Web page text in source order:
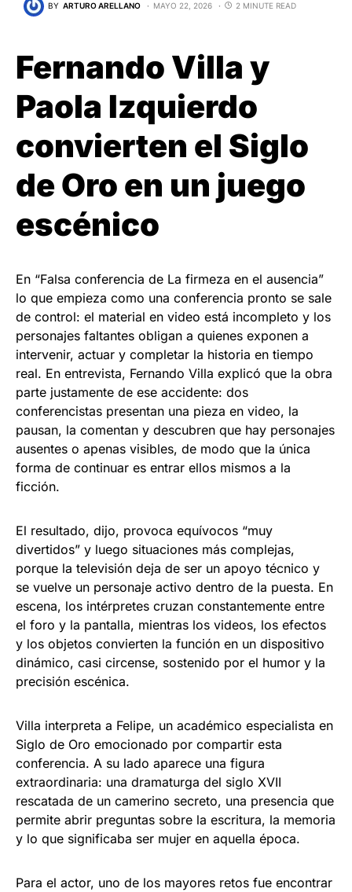
BY ARTURO ARELLANO MAYO 22, 2026 2 MINUTE READ
Fernando Villa y
Paola Izquierdo
convierten el Siglo
de Oro en un juego
escénico
En “Falsa conferencia de La firmeza en el ausencia”
lo que empieza como una conferencia pronto se sale
de control: el material en video está incompleto y los
personajes faltantes obligan a quienes exponen a
intervenir, actuar y completar la historia en tiempo
real. En entrevista, Fernando Villa explicó que la obra
parte justamente de ese accidente: dos
conferencistas presentan una pieza en video, la
pausan, la comentan y descubren que hay personajes
ausentes o apenas visibles, de modo que la única
forma de continuar es entrar ellos mismos a la
ficción.
El resultado, dijo, provoca equívocos “muy
divertidos” y luego situaciones más complejas,
porque la televisión deja de ser un apoyo técnico y
se vuelve un personaje activo dentro de la puesta. En
escena, los intérpretes cruzan constantemente entre
el foro y la pantalla, mientras los videos, los efectos
y los objetos convierten la función en un dispositivo
dinámico, casi circense, sostenido por el humor y la
precisión escénica.
Villa interpreta a Felipe, un académico especialista en
Siglo de Oro emocionado por compartir esta
conferencia. A su lado aparece una figura
extraordinaria: una dramaturga del siglo XVII
rescatada de un camerino secreto, una presencia que
permite abrir preguntas sobre la escritura, la memoria
y lo que significaba ser mujer en aquella época.
Para el actor, uno de los mayores retos fue encontrar